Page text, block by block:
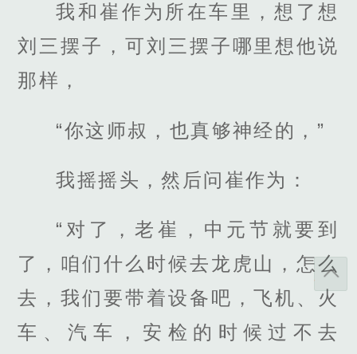
我和崔作为所在车里，想了想
刘三摆子，可刘三摆子哪里想他说
那样，
“你这师叔，也真够神经的，”
我摇摇头，然后问崔作为：
“对了，老崔，中元节就要到
了，咱们什么时候去龙虎山，怎么
去，我们要带着设备吧，飞机、火
车、汽车，安检的时候过不去